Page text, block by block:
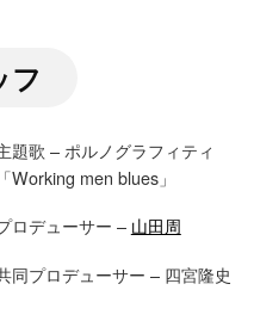
題歌 – ポルノグラフィティ
「Working men blues」
ロデューサー – 山田周
同プロデューサー – 四宮隆史